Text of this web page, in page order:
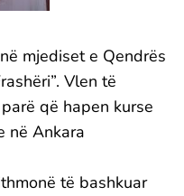
mjediset e Qendrës
Vlen të
që hapen kurse
në Ankara
të bashkuar